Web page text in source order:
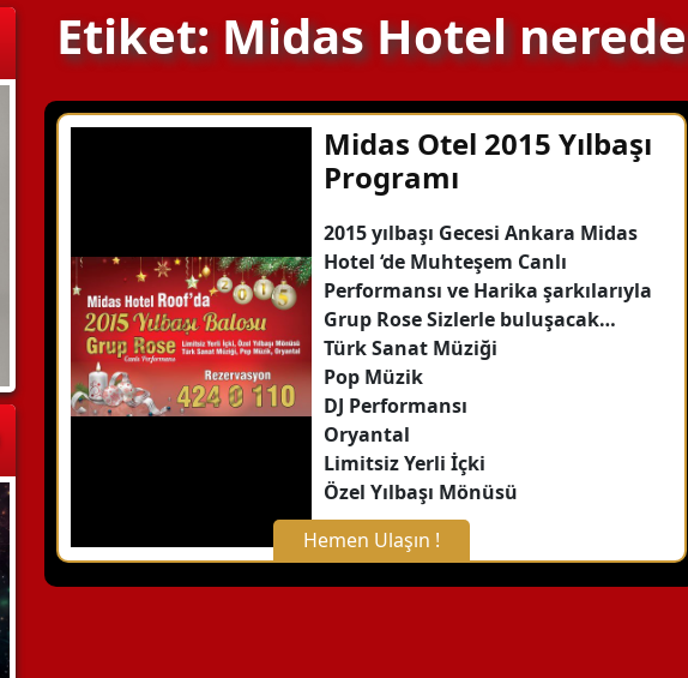
Etiket: Midas Hotel nerede
Midas Otel 2015 Yılbaşı
Programı
2015 yılbaşı Gecesi Ankara Midas
Hotel ‘de Muhteşem Canlı
Performansı ve Harika şarkılarıyla
Grup Rose Sizlerle buluşacak…
Türk Sanat Müziği
Pop Müzik
DJ Performansı
Oryantal
Limitsiz Yerli İçki
Özel Yılbaşı Mönüsü
Hemen Ulaşın !
X Kapat